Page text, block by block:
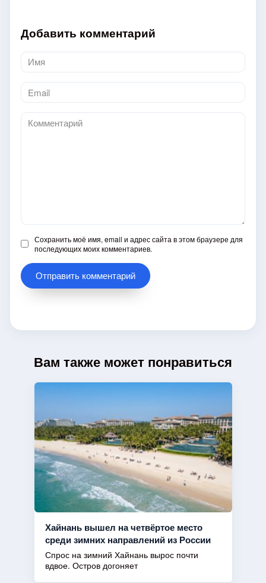
Добавить комментарий
Имя
*
Email
*
Комментарий
Сохранить моё имя, email и адрес сайта в этом браузере для
последующих моих комментариев.
Вам также может понравиться
Хайнань вышел на четвёртое место
среди зимних направлений из России
Спрос на зимний Хайнань вырос почти
вдвое. Остров догоняет